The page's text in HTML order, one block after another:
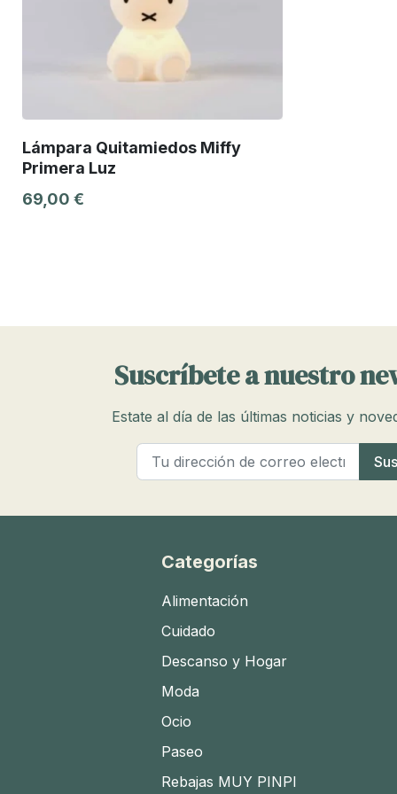
Lámpara Quitamiedos Miffy
Primera Luz
69,00 €
Suscríbete a nuestro
Estate al día de las últimas noticias y
Categorías
Alimentación
Cuidado
Descanso y Hogar
Moda
Ocio
Paseo
Rebajas MUY PINPI